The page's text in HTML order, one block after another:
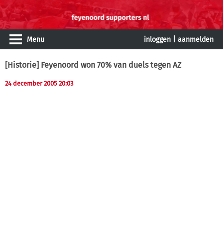
Menu inloggen aanmelden
[Historie] Feyenoord won 70% van duels tegen AZ
24 december 2005 20:03